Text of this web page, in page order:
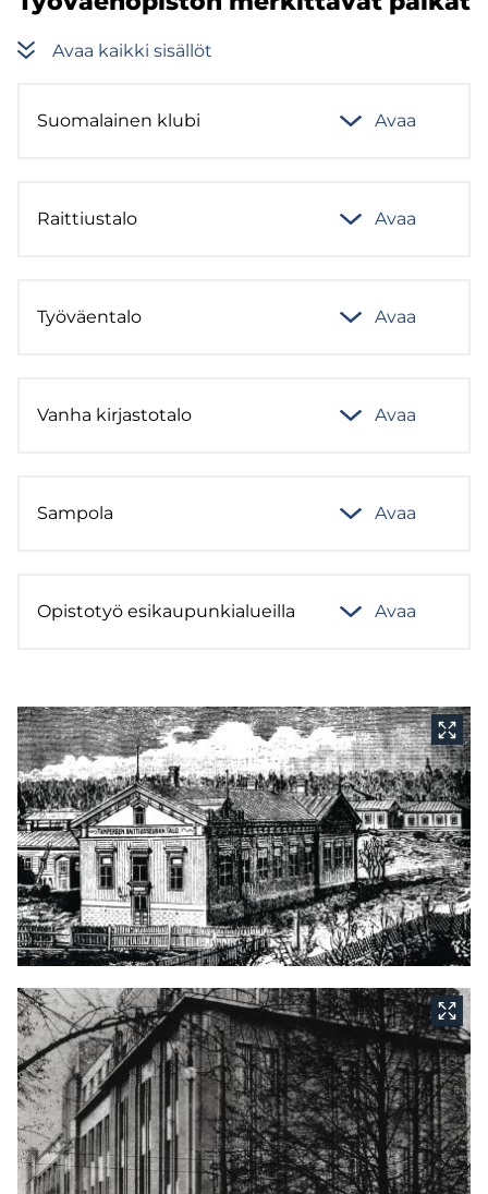
Avaa kaik­ki si­säl­löt
Suo­ma­lai­nen klubi Avaa
Rait­tius­ta­lo Avaa
Työ­väen­ta­lo Avaa
Vanha kir­jas­to­ta­lo Avaa
Sam­po­la Avaa
Opis­to­työ esi­kau­pun­kia­lueil­la Avaa